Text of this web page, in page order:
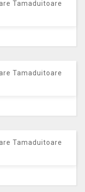
Tamaduitoare
Tamaduitoare
Tamaduitoare